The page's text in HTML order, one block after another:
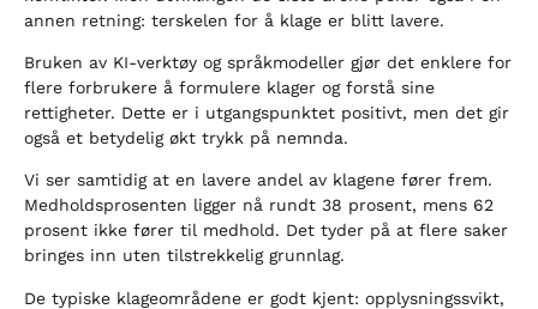
annen retning: terskelen for å klage er blitt lavere.
Bruken av KI-verktøy og språkmodeller gjør det enklere for
flere forbrukere å formulere klager og forstå sine
rettigheter. Dette er i utgangspunktet positivt, men det gir
også et betydelig økt trykk på nemnda.
Vi ser samtidig at en lavere andel av klagene fører frem.
Medholdsprosenten ligger nå rundt 38 prosent, mens 62
prosent ikke fører til medhold. Det tyder på at flere saker
bringes inn uten tilstrekkelig grunnlag.
De typiske klageområdene er godt kjent: opplysningssvikt,